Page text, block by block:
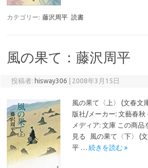
カテゴリー: 藤沢周平 読書
風の果て：藤沢周平
投稿者: hisway306 2008年3月15日
風の果て〈上〉 (文春文
版社/メーカー: 文藝春
メディア: 文庫 この商品
見る 風の果て〈下〉 (
平 … 続きを読む »